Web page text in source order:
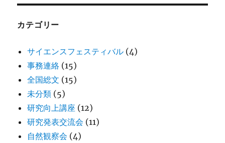
カテゴリー
サイエンスフェスティバル (4)
事務連絡 (15)
全国総文 (15)
未分類 (5)
研究向上講座 (12)
研究発表交流会 (11)
自然観察会 (4)